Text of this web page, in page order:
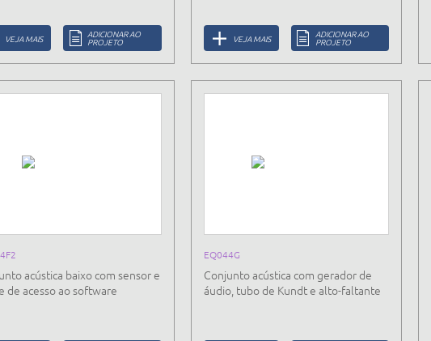
VEJA MAIS ADICIONAR AO
PROJETO VEJA MAIS ADICIONAR AO
PROJETO
acústica baixo com sensor e
de acesso ao software
EQ044G
Conjunto acústica com gerador de
áudio, tubo de Kundt e alto-faltante